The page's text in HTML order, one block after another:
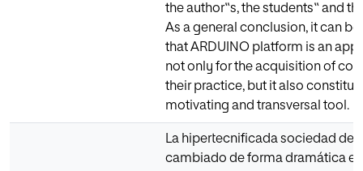
the author‟s, the students‟ and
As a general conclusion, it can
that ARDUINO platform is an
not only for the acquisition of
their practice, but it also
motivating and transversal tool.
La hipertecnificada sociedad del
cambiado de forma dramática el